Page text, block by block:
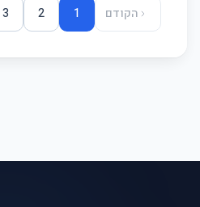
הקודם 1
2
3